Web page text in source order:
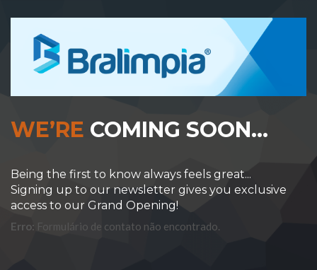
WE’RE COMING SOON…
Being the first to know always feels great...
Signing up to our newsletter gives you exclusive
access to our Grand Opening!
Erro: Formulário de contato não encontrado.